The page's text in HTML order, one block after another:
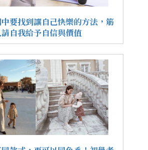
要找到讓自己快樂的方法，筋
自我給予自信與價值